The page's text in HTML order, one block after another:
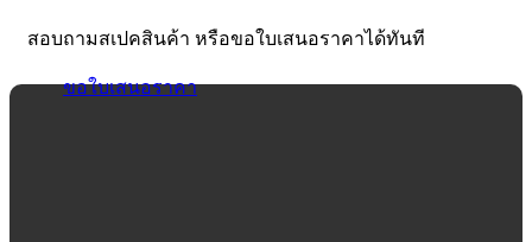
สอบถามสเปคสินค้า หรือขอใบเสนอราคาได้ทันที
ขอใบเสนอราคา